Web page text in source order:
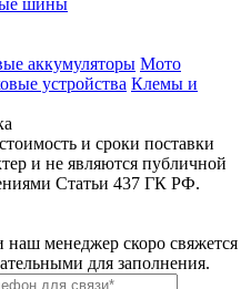
аккумуляторы Мото
устройства Клемы и
и сроки поставки
и не являются публичной
Статьи 437 ГК РФ.
менеджер скоро свяжется
для заполнения.